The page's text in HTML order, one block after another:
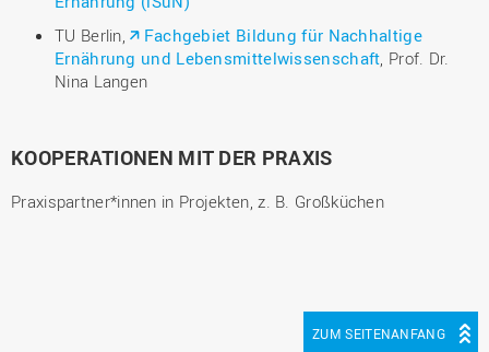
TU Berlin,
Fachgebiet Bildung für Nachhaltige
Ernährung und Lebensmittelwissenschaft , Prof. Dr.
Nina Langen
KOOPERATIONEN MIT DER PRAXIS
Praxispartner*innen in Projekten, z. B. Großküchen
ZUM SEITENANFANG